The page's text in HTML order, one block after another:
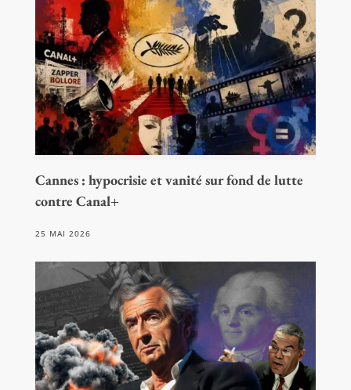
Cannes : hypocrisie et vanité sur fond de lutte
contre Canal+
25 MAI 2026